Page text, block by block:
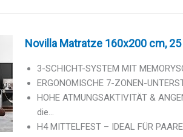
Novilla Matratze 160x200 cm,
3-SCHICHT-SYSTEM MIT
ERGONOMISCHE 7-ZONEN-
HOHE ATMUNGSAKTIVITÄT &
die...
H4 MITTELFEST – IDEAL FÜR